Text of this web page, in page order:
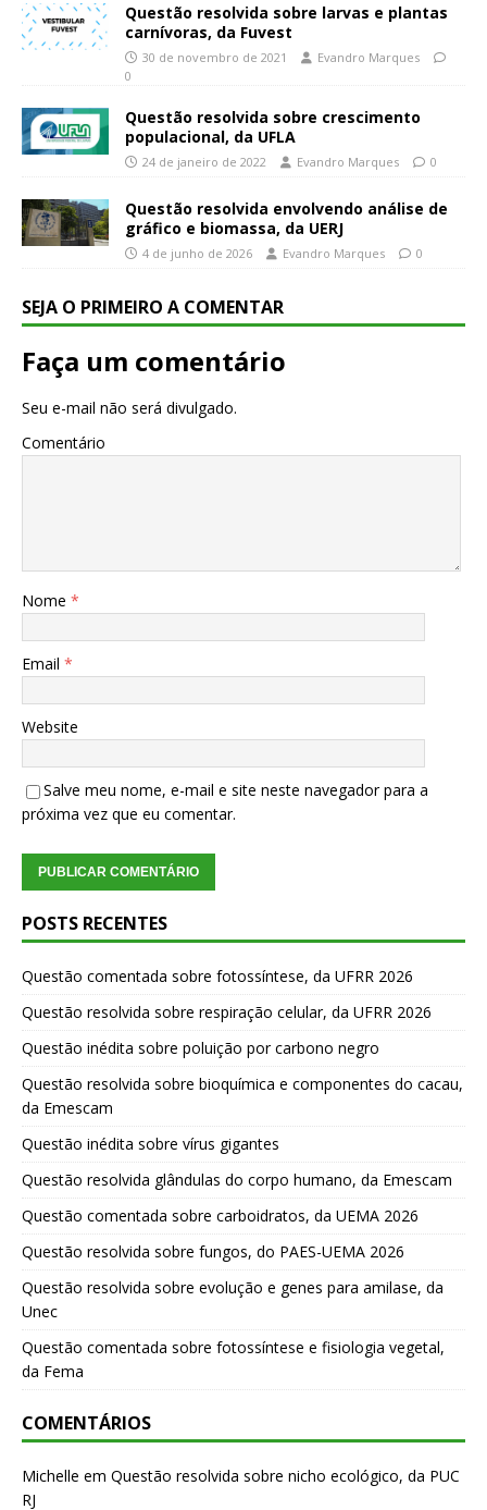
Questão resolvida sobre larvas e plantas
carnívoras, da Fuvest
30 de novembro de 2021
Evandro Marques
0
Questão resolvida sobre crescimento
populacional, da UFLA
24 de janeiro de 2022 Evandro Marques 0
Questão resolvida envolvendo análise de
gráfico e biomassa, da UERJ
4 de junho de 2026 Evandro Marques 0
SEJA O PRIMEIRO A COMENTAR
Faça um comentário
Seu e-mail não será divulgado.
Comentário
Nome *
Email *
Website
Salve meu nome, e-mail e site neste navegador para a
próxima vez que eu comentar.
POSTS RECENTES
Questão comentada sobre fotossíntese, da UFRR 2026
Questão resolvida sobre respiração celular, da UFRR 2026
Questão inédita sobre poluição por carbono negro
Questão resolvida sobre bioquímica e componentes do cacau,
da Emescam
Questão inédita sobre vírus gigantes
Questão resolvida glândulas do corpo humano, da Emescam
Questão comentada sobre carboidratos, da UEMA 2026
Questão resolvida sobre fungos, do PAES-UEMA 2026
Questão resolvida sobre evolução e genes para amilase, da
Unec
Questão comentada sobre fotossíntese e fisiologia vegetal,
da Fema
COMENTÁRIOS
Michelle em Questão resolvida sobre nicho ecológico, da PUC
RJ